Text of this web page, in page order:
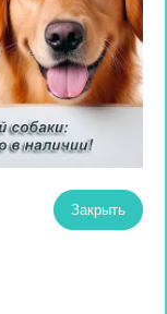
Закрыть